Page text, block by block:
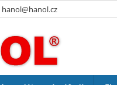
hanol@hanol.cz